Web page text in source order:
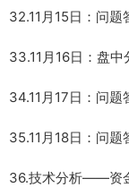
32.11月15日：问题
33.11月16日：盘
34.11月17日：问题
35.11月18日：问题
36.技术分析——资